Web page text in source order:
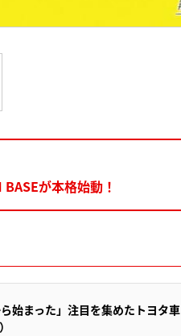
が本格始動！
始まった」注目を集めたトヨタ車